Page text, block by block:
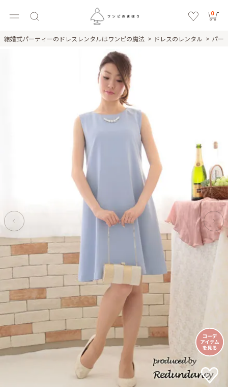
0
結婚式パーティーのドレスレンタルはワンピの魔法 ドレスのレンタル パー